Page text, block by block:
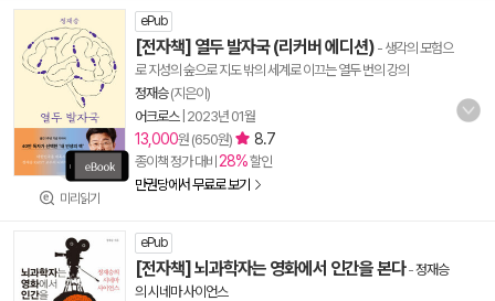
미리읽기
ePub
[전자책] 열두 발자국 (리커버 에디션) - 생각의 모험으
로 지성의 숲으로 지도 밖의 세계로 이끄는 열두 번의 강의
정재승(지은이)
어크로스| 2023년 01월
13,000원 (650원) 8.7
종이책 정가 대비 28%할인
만권당에서 무료로 보기
ePub
[전자책] 뇌과학자는 영화에서 인간을 본다-정재승
의 시네마 사이언스